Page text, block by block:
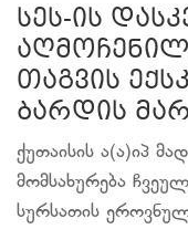
სეს-ის
თაგვის
ბარდის
ქუთაისის ა(ა)იპ
მომსახურება
სურსათის